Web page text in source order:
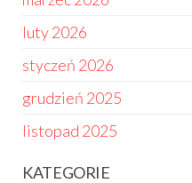
luty 2026
styczeń 2026
grudzień 2025
listopad 2025
KATEGORIE